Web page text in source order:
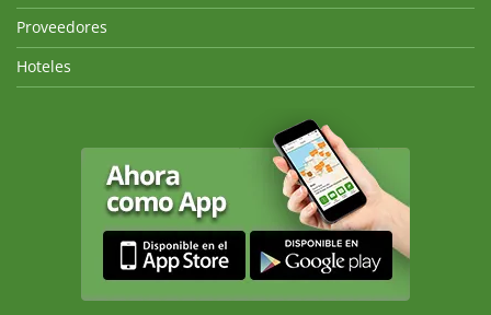
Proveedores
Hoteles